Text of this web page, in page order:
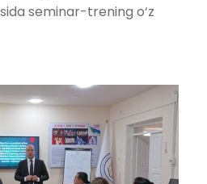
seminar-trening o‘z